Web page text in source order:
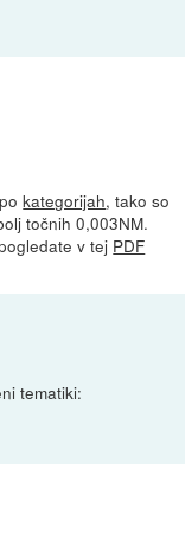
kategorijah, tako so
točnih 0,003NM.
v tej PDF
tematiki: